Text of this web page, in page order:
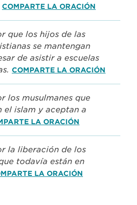
COMPARTE LA ORACIÓN
que los hijos de las
se mantengan
de asistir a escuelas
COMPARTE LA ORACIÓN
los musulmanes que
el islam y aceptan a
LA ORACIÓN
la liberación de los
todavía están en
LA ORACIÓN